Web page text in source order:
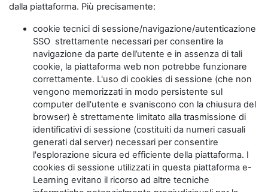
dalla piattaforma. Più precisamente:
cookie tecnici di sessione/navigazione/autenticazione
SSO strettamente necessari per consentire la
navigazione da parte dell’utente e in assenza di tali
cookie, la piattaforma web non potrebbe funzionare
correttamente. L'uso di cookies di sessione (che non
vengono memorizzati in modo persistente sul
computer dell'utente e svaniscono con la chiusura del
browser) è strettamente limitato alla trasmissione di
identificativi di sessione (costituiti da numeri casuali
generati dal server) necessari per consentire
l'esplorazione sicura ed efficiente della piattaforma. I
cookies di sessione utilizzati in questa piattaforma e-
Learning evitano il ricorso ad altre tecniche